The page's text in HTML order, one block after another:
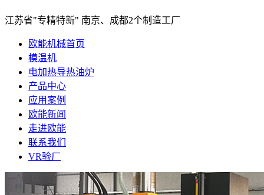
江苏省"专精特新" 南京、成都2个制造工厂
欧能机械首页
模温机
电加热导热油炉
产品中心
应用案例
欧能新闻
走进欧能
联系我们
VR验厂